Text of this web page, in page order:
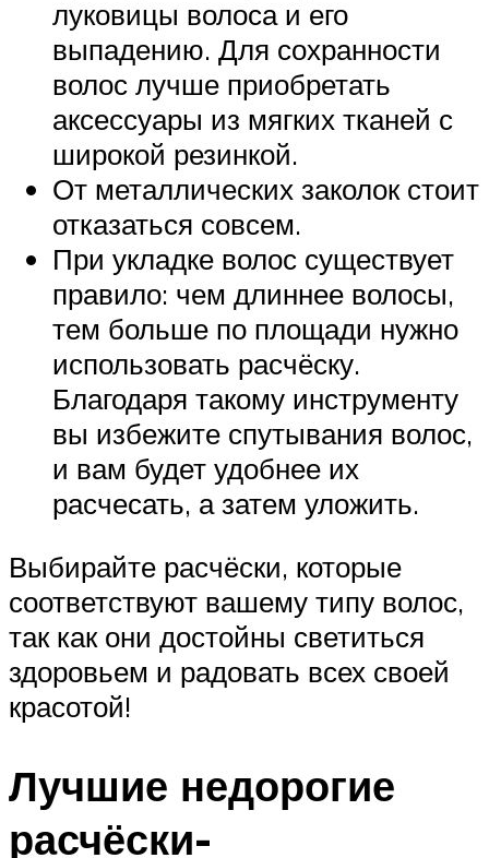
луковицы волоса и его
выпадению. Для сохранности
волос лучше приобретать
аксессуары из мягких тканей с
широкой резинкой.
От металлических заколок стоит
отказаться совсем.
При укладке волос существует
правило: чем длиннее волосы,
тем больше по площади нужно
использовать расчёску.
Благодаря такому инструменту
вы избежите спутывания волос,
и вам будет удобнее их
расчесать, а затем уложить.
Выбирайте расчёски, которые
соответствуют вашему типу волос,
так как они достойны светиться
здоровьем и радовать всех своей
красотой!
Лучшие недорогие
расчёски-